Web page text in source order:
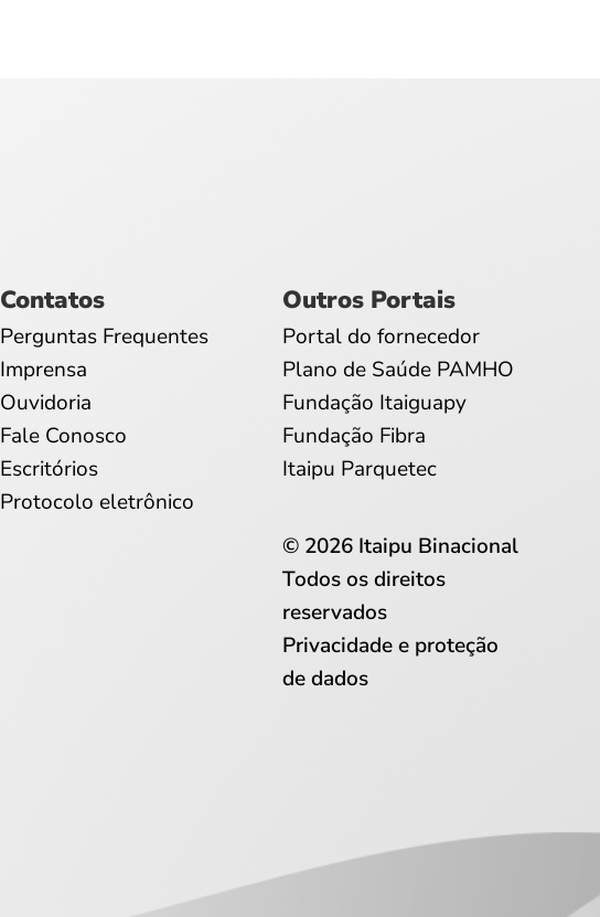
Contatos
Perguntas Frequentes
Imprensa
Ouvidoria
Fale Conosco
Escritórios
Protocolo eletrônico
Outros Portais
Portal do fornecedor
Plano de Saúde PAMHO
Fundação Itaiguapy
Fundação Fibra
Itaipu Parquetec
© 2026 Itaipu Binacional
Todos os direitos
reservados
Privacidade e proteção
de dados